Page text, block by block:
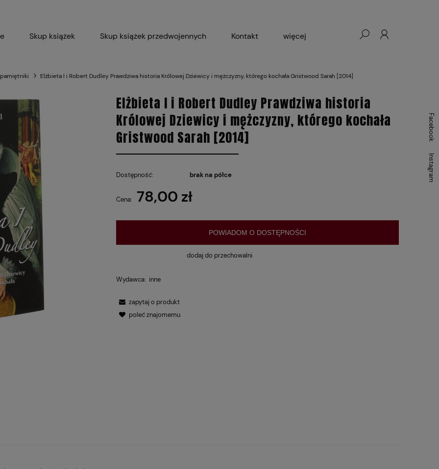
Skup książek Skup książek przedwojennych Kontakt więcej
Elżbieta I i Robert Dudley Prawdziwa historia Królowej Dziewicy i mężczyzny, którego kochała Gristwood Sarah [2014]
Elżbieta I i Robert Dudley Prawdziwa historia
Królowej Dziewicy i mężczyzny, którego kochała
Gristwood Sarah [2014]
Dostępność: brak na półce
Cena: 78,00 zł
POWIADOM O DOSTĘPNOŚCI
dodaj do przechowalni
Wydawca: inne
zapytaj o produkt
poleć znajomemu
Facebook
Instagram